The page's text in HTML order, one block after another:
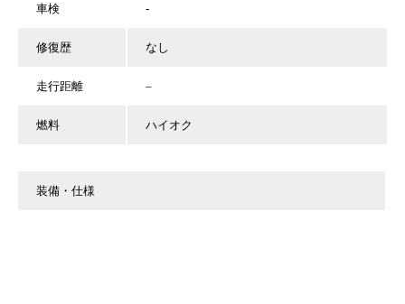
車検 ‐
修復歴 なし
走行距離 –
燃料 ハイオク
装備・仕様